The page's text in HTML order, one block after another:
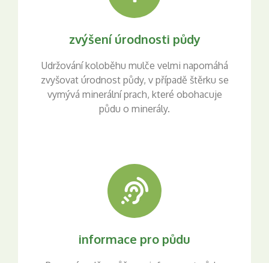
zvýšení úrodnosti půdy
Udržování koloběhu mulče velmi napomáhá
zvyšovat úrodnost půdy, v případě štěrku se
vymývá minerální prach, které obohacuje
půdu o minerály.
informace pro půdu